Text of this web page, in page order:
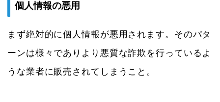
個人情報の悪用
まず絶対的に個人情報が悪用されます。そのパタ
ーンは様々でありより悪質な詐欺を行っているよ
うな業者に販売されてしまうこと。